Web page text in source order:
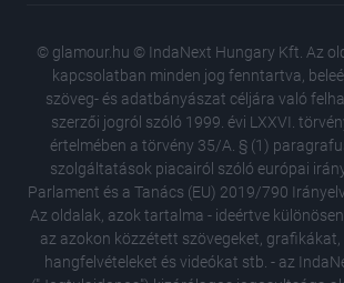
© glamour.hu © IndaNext Hungary Kft. Az
kapcsolatban minden jog fenntartva,
szöveg- és adatbányászat céljára való
szerzői jogról szóló 1999. évi LXXVI.
értelmében a törvény 35/A. § (1)
szolgáltatások piacairól szóló európai
Parlament és a Tanács (EU) 2019/790
Az oldalak, azok tartalma - ideértve
az azokon közzétett szövegeket, grafikákat,
hangfelvételeket és videókat stb. - az